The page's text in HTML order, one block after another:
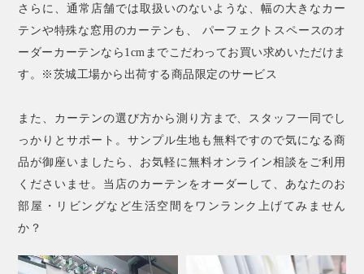
さらに、通常店舗では取扱いのないような、幅の大きなカー
テンや特殊な窓用のカーテンも、 パーフェクトスペースのオ
ーダーカーテンなら1cmまでこだわってお買い求めいただけま
す。※茨城工場から出荷する商品限定のサービス
また、カーテンの選び方から測り方まで、スタッフ一同でし
っかりとサポート。サンプル生地も無料ですので気になる商
品が御座いましたら、お気軽に無料オンライン相談をご利用
くださいませ。当店のカーテンをオーダーして、あなたのお
部屋・リビングなど生活空間をワンランク上げてみません
か？